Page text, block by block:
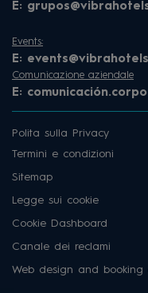
E:
Events:
E:
Comunicazione aziendale
E:
Polita sulla Privacy
Termini e condizioni
Sitemap
Legge sui cookie
Cookie Dashboard
Canale dei reclami
Web design and booking